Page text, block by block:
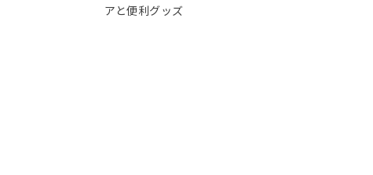
アと便利グッズ